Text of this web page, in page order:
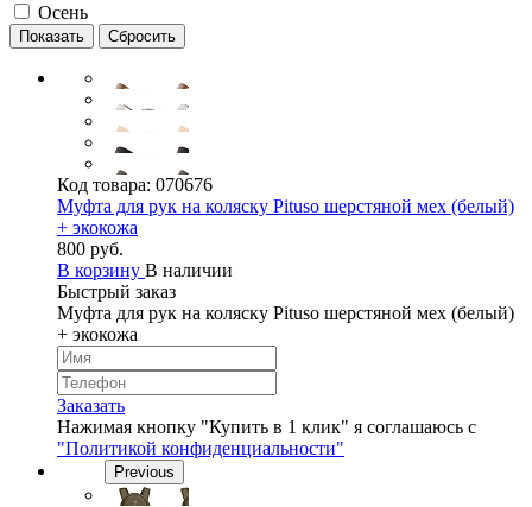
Осень
Код товара: 070676
Муфта для рук на коляску Pituso шерстяной мех (белый)
+ экокожа
800 руб.
В корзину В наличии
Быстрый заказ
Муфта для рук на коляску Pituso шерстяной мех (белый)
+ экокожа
Заказать
Нажимая кнопку "Купить в 1 клик" я соглашаюсь с
"Политикой конфиденциальности"
Previous